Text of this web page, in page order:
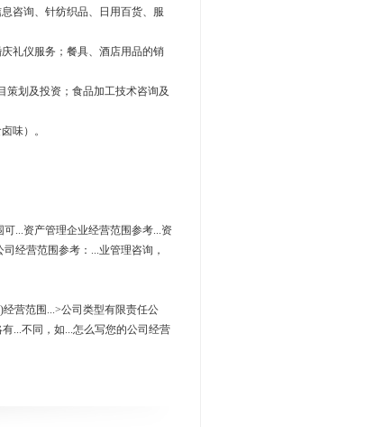
咨询、针纺织品、日用百货、服
礼仪服务；餐具、酒店用品的销
划及投资；食品加工技术咨询及
味）。
...资产管理企业经营范围参考...资
经营范围参考：...业管理咨询，
营范围...>公司类型有限责任公
...不同，如...怎么写您的公司经营